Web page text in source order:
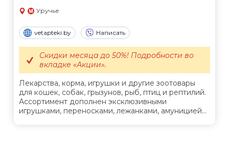
Уручье
vetapteki.by Написать
Лекарства, корма, игрушки и другие зоотовары
для кошек, собак, грызунов, рыб, птиц и рептилий.
Ассортимент дополнен эксклюзивными
игрушками, переносками, лежанками, амуницией...
Скидки месяца до 50%! Подробности во
вкладке «Акции».